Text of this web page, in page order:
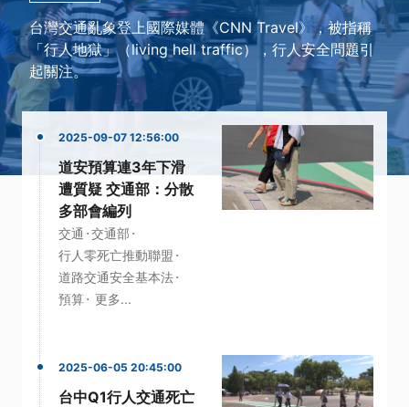
台灣交通亂象登上國際媒體《CNN Travel》，被指稱
「行人地獄」（living hell traffic），行人安全問題引
起關注。
2025-09-07 12:56:00
道安預算連3年下滑
遭質疑 交通部：分散
多部會編列
交通 ·交通部 ·
行人零死亡推動聯盟 ·
道路交通安全基本法·
預算· 更多...
2025-06-05 20:45:00
台中Q1行人交通死亡